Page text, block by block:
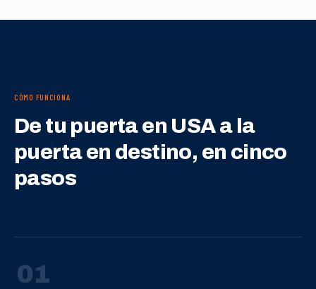
CÓMO FUNCIONA
De tu puerta en USA a la
puerta en destino, en cinco
pasos
01